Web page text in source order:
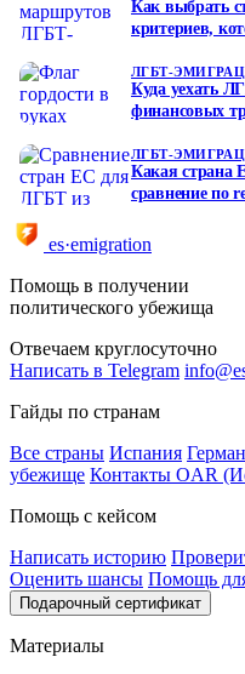
Как выбрать
критериев,
ЛГБТ-
Куда уехать
финансовых
ЛГБТ-
Какая страна
сравнение по
es·emigration
Помощь в получении
политического убежища
Отвечаем круглосуточно
Написать в Telegram
Гайды по странам
Все страны Испания
убежище Контакты OAR
Помощь с кейсом
Написать историю
Оценить шансы Помощь
Подарочный сертификат
Материалы